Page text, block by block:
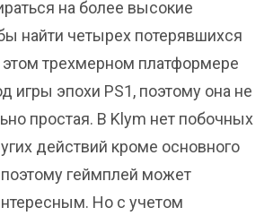
на более высокие
найти четырех потерявшихся
этом трехмерном платформере
игры эпохи PS1, поэтому она не
простая. В Klym нет побочных
действий кроме основного
поэтому геймплей может
Но с учетом